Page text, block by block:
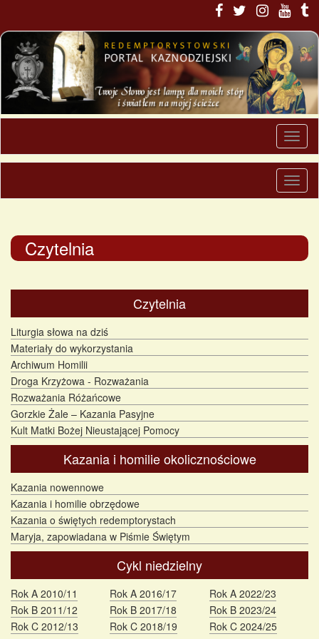
Czytelnia
Czytelnia
Liturgia słowa na dziś
Materiały do wykorzystania
Archiwum Homilii
Droga Krzyżowa - Rozważania
Rozważania Różańcowe
Gorzkie Żale – Kazania Pasyjne
Kult Matki Bożej Nieustającej Pomocy
Kazania i homilie okolicznościowe
Kazania nowennowe
Kazania i homilie obrzędowe
Kazania o świętych redemptorystach
Maryja, zapowiadana w Piśmie Świętym
Cykl niedzielny
Rok A 2010/11
Rok B 2011/12
Rok C 2012/13
Rok A 2016/17
Rok B 2017/18
Rok C 2018/19
Rok A 2022/23
Rok B 2023/24
Rok C 2024/25